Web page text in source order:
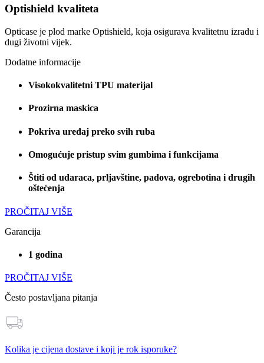
Optishield kvaliteta
Opticase je plod marke Optishield, koja osigurava kvalitetnu izradu i
dugi životni vijek.
Dodatne informacije
Visokokvalitetni TPU materijal
Prozirna maskica
Pokriva uređaj preko svih ruba
Omogućuje pristup svim gumbima i funkcijama
Štiti od udaraca, prljavštine, padova, ogrebotina i drugih
oštećenja
PROČITAJ VIŠE
Garancija
1 godina
PROČITAJ VIŠE
Često postavljana pitanja
Kolika je cijena dostave i koji je rok isporuke?